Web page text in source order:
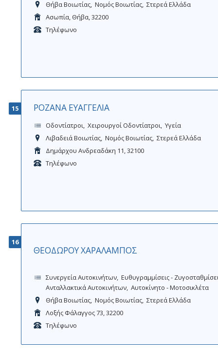
Θήβα Βοιωτίας Νομός Βοιωτίας Στερεά Ελλάδα
Ασωπία, Θήβα, 32200
Τηλέφωνο
15 ΡΟΖΑΝΑ ΕΥΑΓΓΕΛΙΑ
Οδοντίατροι Χειρουργοί Οδοντίατροι
Υγεία
Λιβαδειά Βοιωτίας Νομός Βοιωτίας Στερεά Ελλάδα
Δημάρχου Ανδρεαδάκη 11, 32100
Τηλέφωνο
16
ΘΕΟΔΩΡΟΥ ΧΑΡΑΛΑΜΠΟΣ
Συνεργεία Αυτοκινήτων Ευθυγραμμίσεις -
Ανταλλακτικά Αυτοκινήτων Αυτοκίνητο - Μοτοσικλέτα
Θήβα Βοιωτίας Νομός Βοιωτίας Στερεά Ελλάδα
Λοξής Φάλαγγος 73, 32200
Τηλέφωνο